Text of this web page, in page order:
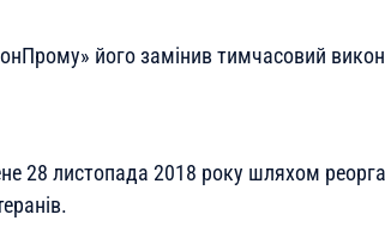
його замінив тимчасовий
28 листопада 2018 року шляхом